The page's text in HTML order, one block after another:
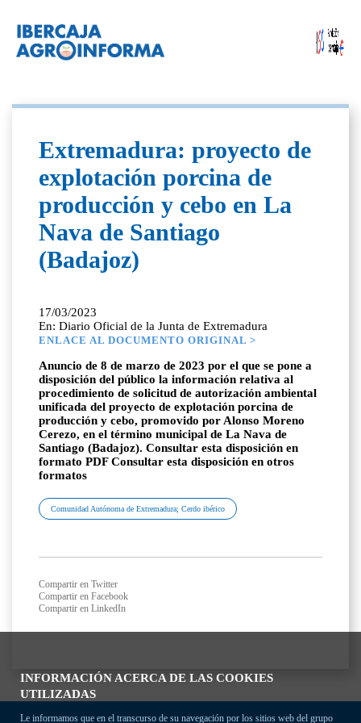
INFORMACIÓN ACERCA DE LAS COOKIES
UTILIZADAS
Le informamos que en el transcurso de su navegación por los sitios web del grupo
Extremadura: proyecto de
explotación porcina de
producción y cebo en La
Nava de Santiago
(Badajoz)
17/03/2023
En: Diario Oficial de la Junta de Extremadura
ENLACE AL DOCUMENTO ORIGINAL >
Anuncio de 8 de marzo de 2023 por el que se pone a
disposición del público la información relativa al
procedimiento de solicitud de autorización ambiental
unificada del proyecto de explotación porcina de
producción y cebo, promovido por Alonso Moreno
Cerezo, en el término municipal de La Nava de
Santiago (Badajoz). Consultar esta disposición en
formato PDF Consultar esta disposición en otros
formatos
Comunidad Autónoma de Extremadura; Cerdo ibérico
Compartir en Twitter
Compartir en Facebook
Compartir en LinkedIn